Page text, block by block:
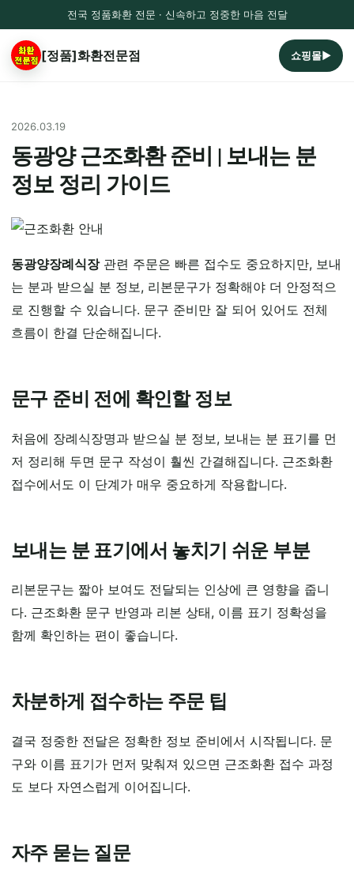
전국 정품화환 전문 · 신속하고 정중한 마음 전달
[정품]화환전문점 쇼핑몰▶
2026.03.19
동광양 근조화환 준비 | 보내는 분
정보 정리 가이드
동광양장례식장관련 주문은 빠른 접수도 중요하지만, 보내
는 분과 받으실 분 정보, 리본문구가 정확해야 더 안정적으
로 진행할 수 있습니다. 문구 준비만 잘 되어 있어도 전체
흐름이 한결 단순해집니다.
문구 준비 전에 확인할 정보
처음에 장례식장명과 받으실 분 정보, 보내는 분 표기를 먼
저 정리해 두면 문구 작성이 훨씬 간결해집니다. 근조화환
접수에서도 이 단계가 매우 중요하게 작용합니다.
보내는 분 표기에서 놓치기 쉬운 부분
리본문구는 짧아 보여도 전달되는 인상에 큰 영향을 줍니
다. 근조화환 문구 반영과 리본 상태, 이름 표기 정확성을
함께 확인하는 편이 좋습니다.
차분하게 접수하는 주문 팁
결국 정중한 전달은 정확한 정보 준비에서 시작됩니다. 문
구와 이름 표기가 먼저 맞춰져 있으면 근조화환 접수 과정
도 보다 자연스럽게 이어집니다.
자주 묻는 질문